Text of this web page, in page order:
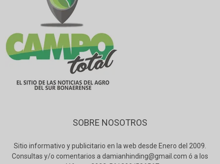
SOBRE NOSOTROS
Sitio informativo y publicitario en la web desde Enero del 2009.
Consultas y/o comentarios a damianhinding@gmail.com ó a los